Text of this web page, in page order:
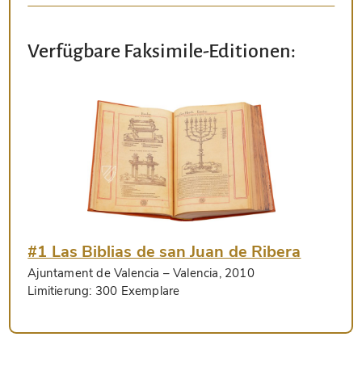
Verfügbare Faksimile-Editionen:
#1 Las Biblias de san Juan de Ribera
Ajuntament de Valencia – Valencia, 2010
Limitierung: 300 Exemplare